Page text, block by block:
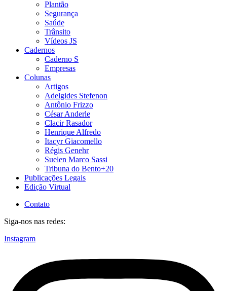
Plantão
Segurança
Saúde
Trânsito
Vídeos JS
Cadernos
Caderno S
Empresas
Colunas
Artigos
Adelgides Stefenon
Antônio Frizzo
César Anderle
Clacir Rasador
Henrique Alfredo
Itacyr Giacomello
Régis Genehr
Suelen Marco Sassi
Tribuna do Bento+20
Publicações Legais
Edição Virtual
Contato
Siga-nos nas redes:
Instagram